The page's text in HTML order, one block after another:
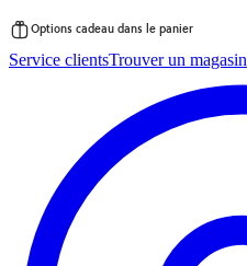
au
Options cadeau dans le panier
Service clientsTrouver un magasin